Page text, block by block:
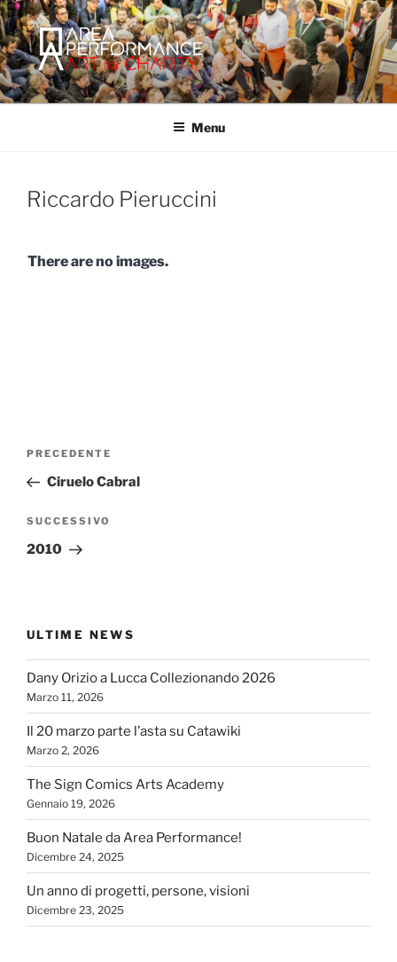
Salta
al
contenuto
AREA PERFORMANCE
Sito ufficiale della Onlus Area Performance.
Menu
Riccardo Pieruccini
There are no images.
Navigazione
Articolo
precedente:
PRECEDENTE
Ciruelo Cabral
Articolo
successivo
SUCCESSIVO
2010
ULTIME NEWS
Dany Orizio a Lucca Collezionando 2026
Marzo 11, 2026
Il 20 marzo parte l’asta su Catawiki
Marzo 2, 2026
The Sign Comics Arts Academy
Gennaio 19, 2026
Buon Natale da Area Performance!
Dicembre 24, 2025
Un anno di progetti, persone, visioni
Dicembre 23, 2025